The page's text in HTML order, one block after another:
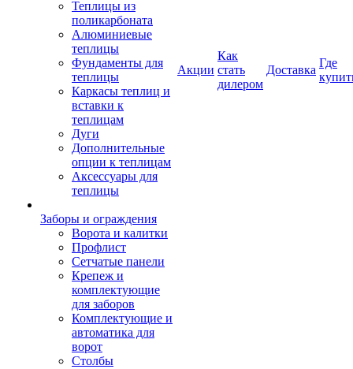
Теплицы из
поликарбоната
Алюминиевые
теплицы
Фундаменты для
теплицы
Каркасы теплиц и
вставки к
теплицам
Дуги
Дополнительные
опции к теплицам
Аксессуары для
теплицы
Заборы и ограждения
Ворота и калитки
Профлист
Сетчатые панели
Крепеж и
комплектующие
для заборов
Комплектующие и
автоматика для
ворот
Столбы
Акции
Как
стать
дилером
Доставка
Где